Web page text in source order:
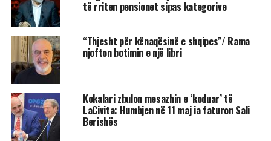
të rriten pensionet sipas kategorive
“Thjesht për kënaqësinë e shqipes”/ Rama
njofton botimin e një libri
Kokalari zbulon mesazhin e ‘koduar’ të
LaCivita: Humbjen në 11 maj ia faturon Sali
Berishës